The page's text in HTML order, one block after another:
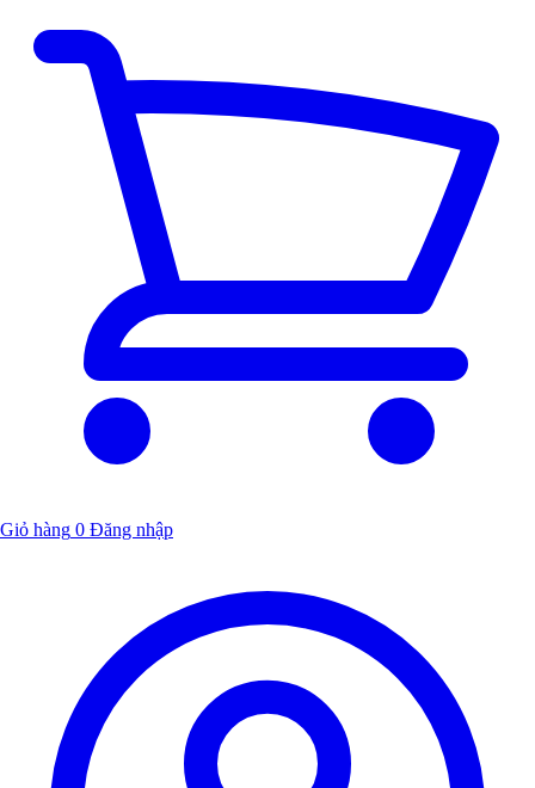
Giỏ hàng 0 Đăng nhập